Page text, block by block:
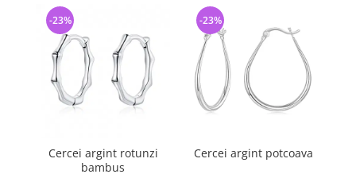
Cercei argint rotunzi
bambus
-23%
Cercei argint potcoava
-23%